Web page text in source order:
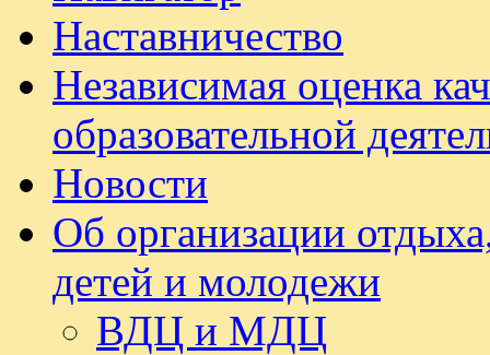
Наставничество
Независимая оценка
образовательной
Новости
Об организации
детей и молодежи
ВДЦ и МДЦ